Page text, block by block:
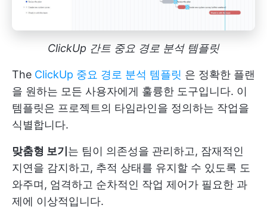
ClickUp 간트 중요 경로 분석 템플릿
The ClickUp 중요 경로 분석 템플릿 은 정확한 플랜
을 원하는 모든 사용자에게 훌륭한 도구입니다. 이
템플릿은 프로젝트의 타임라인을 정의하는 작업을
식별합니다.
맞춤형 보기는 팀이 의존성을 관리하고, 잠재적인
지연을 감지하고, 추적 상태를 유지할 수 있도록 도
와주며, 엄격하고 순차적인 작업 제어가 필요한 과
제에 이상적입니다.